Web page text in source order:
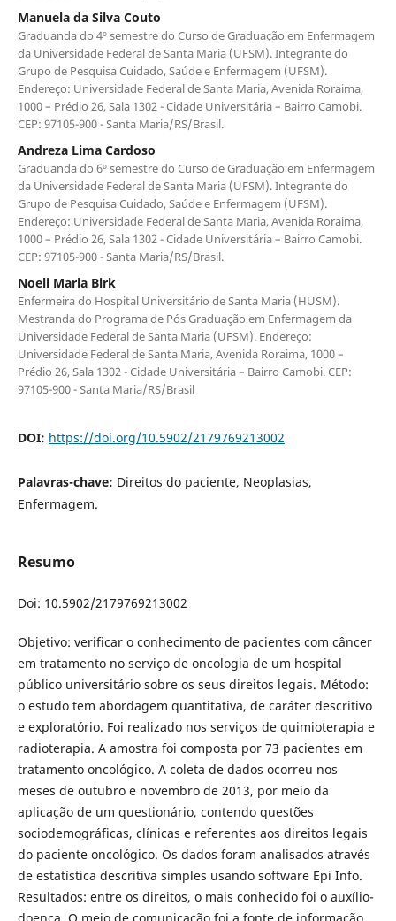
Manuela da Silva Couto
Graduanda do 4º semestre do Curso de Graduação em Enfermagem
da Universidade Federal de Santa Maria (UFSM). Integrante do
Grupo de Pesquisa Cuidado, Saúde e Enfermagem (UFSM).
Endereço: Universidade Federal de Santa Maria, Avenida Roraima,
1000 – Prédio 26, Sala 1302 - Cidade Universitária – Bairro Camobi.
CEP: 97105-900 - Santa Maria/RS/Brasil.
Andreza Lima Cardoso
Graduanda do 6º semestre do Curso de Graduação em Enfermagem
da Universidade Federal de Santa Maria (UFSM). Integrante do
Grupo de Pesquisa Cuidado, Saúde e Enfermagem (UFSM).
Endereço: Universidade Federal de Santa Maria, Avenida Roraima,
1000 – Prédio 26, Sala 1302 - Cidade Universitária – Bairro Camobi.
CEP: 97105-900 - Santa Maria/RS/Brasil.
Noeli Maria Birk
Enfermeira do Hospital Universitário de Santa Maria (HUSM).
Mestranda do Programa de Pós Graduação em Enfermagem da
Universidade Federal de Santa Maria (UFSM). Endereço:
Universidade Federal de Santa Maria, Avenida Roraima, 1000 –
Prédio 26, Sala 1302 - Cidade Universitária – Bairro Camobi. CEP:
97105-900 - Santa Maria/RS/Brasil
DOI: https://doi.org/10.5902/2179769213002
Palavras-chave: Direitos do paciente, Neoplasias,
Enfermagem.
Resumo
Doi: 10.5902/2179769213002
Objetivo: verificar o conhecimento de pacientes com câncer
em tratamento no serviço de oncologia de um hospital
público universitário sobre os seus direitos legais. Método:
o estudo tem abordagem quantitativa, de caráter descritivo
e exploratório. Foi realizado nos serviços de quimioterapia e
radioterapia. A amostra foi composta por 73 pacientes em
tratamento oncológico. A coleta de dados ocorreu nos
meses de outubro e novembro de 2013, por meio da
aplicação de um questionário, contendo questões
sociodemográficas, clínicas e referentes aos direitos legais
do paciente oncológico. Os dados foram analisados através
de estatística descritiva simples usando software Epi Info.
Resultados: entre os direitos, o mais conhecido foi o auxílio-